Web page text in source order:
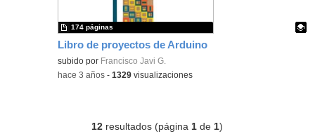
Libro de proyectos de Arduino
Contenido educativo.
subido por Francisco Javi G.
174 páginas
-hace 3 años -1329 visualizaciones
12 resultados (página 1 de 1)